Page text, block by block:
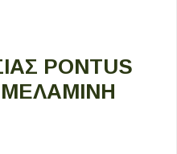
PONTUS
ΜΕΛΑΜΊΝΗ